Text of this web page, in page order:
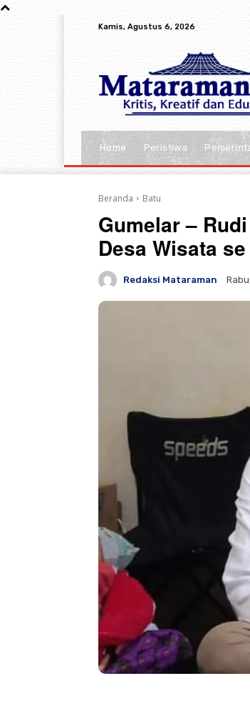
Kamis, Agustus 6, 2026
Home Peristiwa
Beranda Batu
Gumelar –
Desa Wisata
Redaksi Mataraman